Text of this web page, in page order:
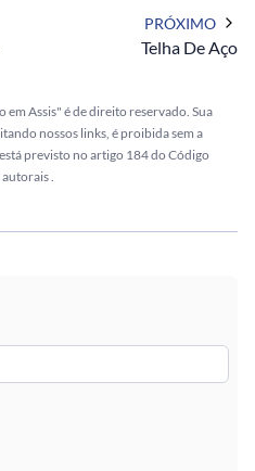
PRÓXIMO
Telha De Aço
Assis" é de direito reservado. Sua
nossos links, é proibida sem a
previsto no artigo 184 do Código
autorais